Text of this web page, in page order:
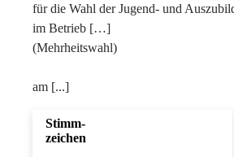
für die Wahl der Jugend- und
im Betrieb […]
(Mehrheitswahl)
am [...]
Stimm-
zeichen